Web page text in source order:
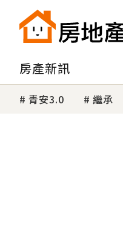
房產新訊
青安3.0 繼承